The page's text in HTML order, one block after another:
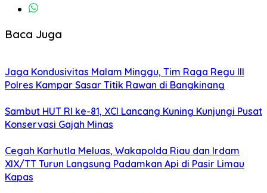
Baca Juga
Jaga Kondusivitas Malam Minggu, Tim Raga Regu III
Polres Kampar Sasar Titik Rawan di Bangkinang
Sambut HUT RI ke-81, XCI Lancang Kuning Kunjungi Pusat
Konservasi Gajah Minas
Cegah Karhutla Meluas, Wakapolda Riau dan Irdam
XIX/TT Turun Langsung Padamkan Api di Pasir Limau
Kapas